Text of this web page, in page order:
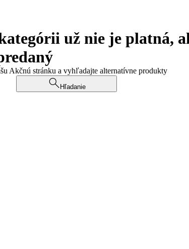
už nie je platná,
Akčnú stránku a vyhľadajte alternatívne produkty
Hľadanie